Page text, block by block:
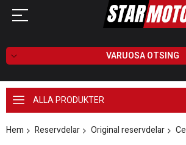
VARUOSA OTSING
ALLA PRODUKTER
Hem Reservdelar Original reservdelar